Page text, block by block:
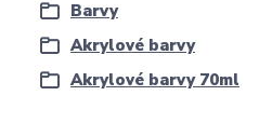
Barvy
Akrylové barvy
Akrylové barvy 70ml